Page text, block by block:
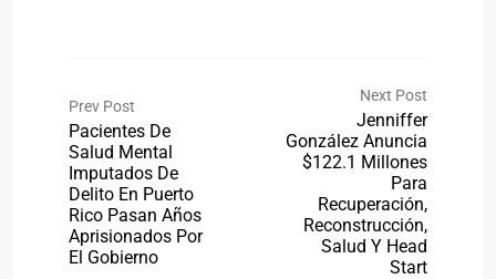
Prev Post
Pacientes De
Salud Mental
Imputados De
Delito En Puerto
Rico Pasan Años
Aprisionados Por
El Gobierno
Next Post
Jenniffer
González Anuncia
$122.1 Millones
Para
Recuperación,
Reconstrucción,
Salud Y Head
Start